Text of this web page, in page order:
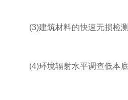
(3)建筑材料的快速无损检
(4)环境辐射水平调查低本底